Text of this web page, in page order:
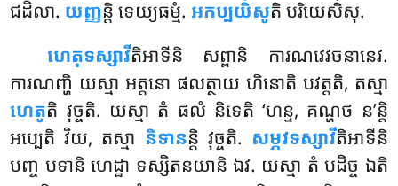
ជដិលា. យញ្ញន្តិ ទេយ្យធម្មំ. អកប្បយិំសូតិ បរិយេសិំសុ.
ហេតុទស្សាវីតិអាទីនិ សព្ពានិ ការណវេវចនានេវ.
ការណញ្ហិ យស្មា អត្តនោ ផលត្ថាយ ហិនោតិ បវត្តតិ, តស្មា
ហេតូតិ វុច្ចតិ. យស្មា តំ ផលំ និទេតិ ‘ហន្ទ, គណ្ហថ ន’ន្តិ
អប្បេតិ វិយ, តស្មា និទានន្តិ វុច្ចតិ. សម្ភវទស្សាវីតិអាទីនិ
បញ្ច បទានិ ហេដ្ឋា ទស្សិតនយានិ ឯវ. យស្មា តំ បដិច្ច ឯតិ